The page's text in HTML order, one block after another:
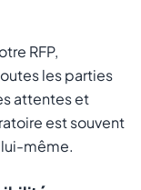
RFP,
les parties
attentes et
est souvent
même.